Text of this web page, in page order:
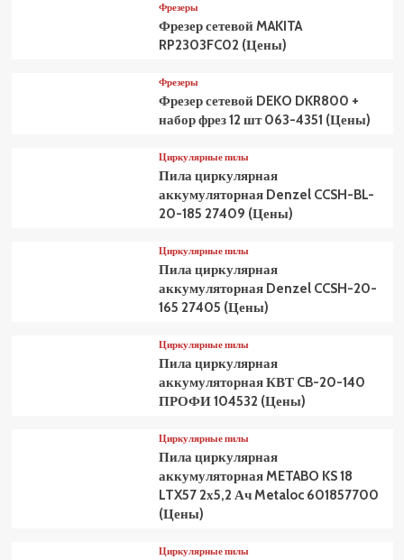
Фрезеры
Фрезер сетевой MAKITA
RP2303FC02 (Цены)
Фрезеры
Фрезер сетевой DEKO DKR800 +
набор фрез 12 шт 063-4351 (Цены)
Циркулярные пилы
Пила циркулярная
аккумуляторная Denzel CCSH-BL-
20-185 27409 (Цены)
Циркулярные пилы
Пила циркулярная
аккумуляторная Denzel CCSH-20-
165 27405 (Цены)
Циркулярные пилы
Пила циркулярная
аккумуляторная КВТ CB-20-140
ПРОФИ 104532 (Цены)
Циркулярные пилы
Пила циркулярная
аккумуляторная METABO KS 18
LTX57 2х5,2 Ач Metaloc 601857700
(Цены)
Циркулярные пилы